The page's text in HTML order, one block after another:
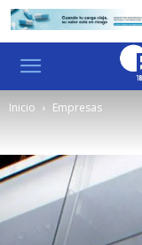
Inicio Empresas